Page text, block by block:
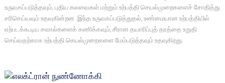
உருவகப்படுத்தவும், புதிய கலவைகள் மற்றும் உற்பத்தி செயல்முறைகளைச் சோதித்து
சரிசெய்யவும் உதவுகின்றன. இந்த உருவகப்படுத்துதல், உண்மையான உற்பத்தியில்
ஏற்படக்கூடிய சவால்களைக் கணிக்கவும், சீரான தயாரிப்புத் தரத்தை உறுதி
செய்வதற்காக உற்பத்தி செயல்முறைகளை மேம்படுத்தவும் உதவுகிறது.